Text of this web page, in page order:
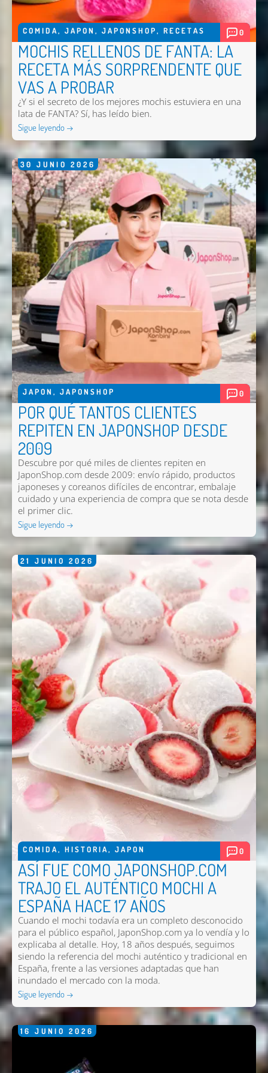
COMIDA, JAPON , JAPONSHOP, RECETAS 0
MOCHIS RELLENOS DE FANTA: LA
RECETA MÁS SORPRENDENTE QUE
VAS A PROBAR
¿Y si el secreto de los mejores mochis estuviera en una
lata de FANTA? Sí, has leído bien.
Sigue leyendo →
30 JUNIO 2026
JAPON , JAPONSHOP 0
POR QUÉ TANTOS CLIENTES
REPITEN EN JAPONSHOP DESDE
2009
Descubre por qué miles de clientes repiten en
JaponShop.com desde 2009: envío rápido, productos
japoneses y coreanos difíciles de encontrar, embalaje
cuidado y una experiencia de compra que se nota desde
el primer clic.
Sigue leyendo →
21 JUNIO 2026
COMIDA, HISTORIA, JAPON 0
ASÍ FUE COMO JAPONSHOP.COM
TRAJO EL AUTÉNTICO MOCHI A
ESPAÑA HACE 17 AÑOS
Cuando el mochi todavía era un completo desconocido
para el público español, JaponShop.com ya lo vendía y lo
explicaba al detalle. Hoy, 18 años después, seguimos
siendo la referencia del mochi auténtico y tradicional en
España, frente a las versiones adaptadas que han
inundado el mercado con la moda.
Sigue leyendo →
16 JUNIO 2026
Nombre *
Email *
Comentario *
Enviar